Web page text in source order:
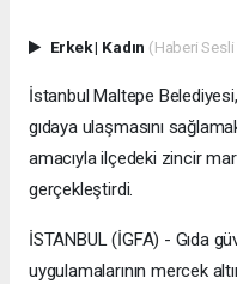
Erkek| Kadın (Haberi
İstanbul Maltepe
gıdaya ulaşmasını
amacıyla ilçedeki zincir
gerçekleştirdi.
İSTANBUL (İGFA) - Gıda
uygulamalarının mercek